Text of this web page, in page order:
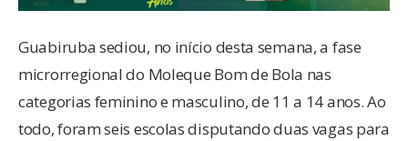
Guabiruba sediou, no início desta semana, a fase
microrregional do Moleque Bom de Bola nas
categorias feminino e masculino, de 11 a 14 anos. Ao
todo, foram seis escolas disputando duas vagas para